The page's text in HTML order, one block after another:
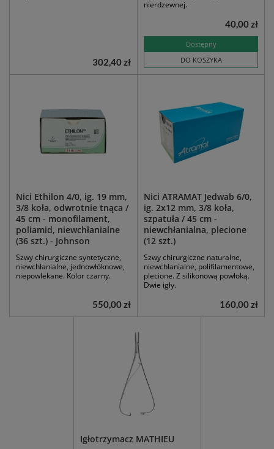
302,40 zł
nierdzewnej.
Dostępny
DO KOSZYKA
40,00 zł
Nici Ethilon 4/0, ig. 19 mm,
3/8 koła, odwrotnie tnąca /
45 cm - monofilament,
poliamid, niewchłanialne
(36 szt.) - Johnson
Szwy chirurgiczne syntetyczne,
niewchłanialne, jednowłóknowe,
niepowlekane. Kolor czarny.
550,00 zł
Nici ATRAMAT Jedwab 6/0,
ig. 2x12 mm, 3/8 koła,
szpatuła / 45 cm -
niewchłanialna, plecione
(12 szt.)
Szwy chirurgiczne naturalne,
niewchłanialne, polifilamentowe,
plecione. Z silikonową powłoką.
Dwie igły.
160,00 zł
Igłotrzymacz MATHIEU